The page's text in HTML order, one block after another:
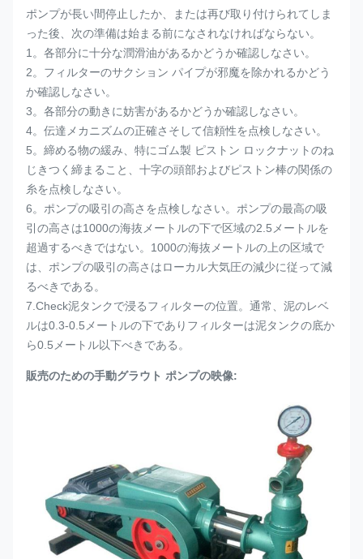
ポンプが長い間停止したか、または再び取り付けられてしま
った後、次の準備は始まる前になされなければならない。
1。各部分に十分な潤滑油があるかどうか確認しなさい。
2。フィルターのサクション パイプが邪魔を除かれるかどう
か確認しなさい。
3。各部分の動きに妨害があるかどうか確認しなさい。
4。伝達メカニズムの正確さそして信頼性を点検しなさい。
5。締める物の緩み、特にゴム製 ピストン ロックナットのね
じきつく締まること、十字の頭部およびピストン棒の関係の
糸を点検しなさい。
6。ポンプの吸引の高さを点検しなさい。ポンプの最高の吸
引の高さは1000の海抜メートルの下で区域の2.5メートルを
超過するべきではない。1000の海抜メートルの上の区域で
は、ポンプの吸引の高さはローカル大気圧の減少に従って減
るべきである。
7.Check泥タンクで浸るフィルターの位置。通常、泥のレベ
ルは0.3-0.5メートルの下でありフィルターは泥タンクの底か
ら0.5メートル以下べきである。
販売のための手動グラウト ポンプの映像: